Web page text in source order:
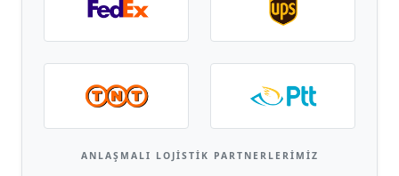
ANLAŞMALI LOJISTIK PARTNERLERIMIZ